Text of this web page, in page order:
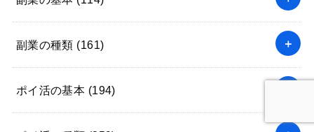
副業の種類 (161)
ポイ活の基本 (194)